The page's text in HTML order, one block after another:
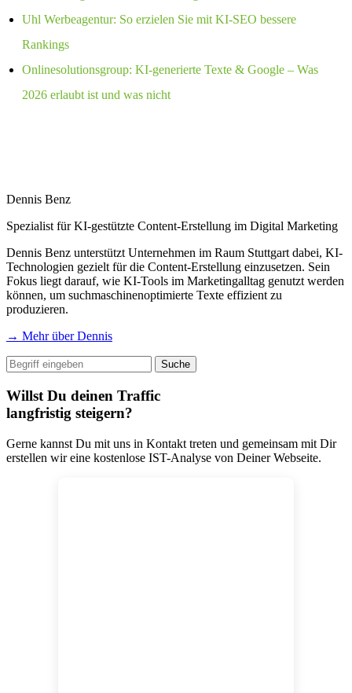
Uhl Werbeagentur: So erzielen Sie mit KI-SEO bessere
Rankings
Onlinesolutionsgroup: KI-generierte Texte & Google – Was
2026 erlaubt ist und was nicht
Dennis Benz
Spezialist für KI-gestützte Content-Erstellung im Digital Marketing
Dennis Benz unterstützt Unternehmen im Raum Stuttgart dabei, KI-
Technologien gezielt für die Content-Erstellung einzusetzen. Sein
Fokus liegt darauf, wie KI-Tools im Marketingalltag genutzt werden
können, um suchmaschinenoptimierte Texte effizient zu
produzieren.
→ Mehr über Dennis
Suchen
nach:
Willst Du deinen Traffic
langfristig steigern?
Gerne kannst Du mit uns in Kontakt treten und gemeinsam mit Dir
erstellen wir eine kostenlose IST-Analyse von Deiner Webseite.